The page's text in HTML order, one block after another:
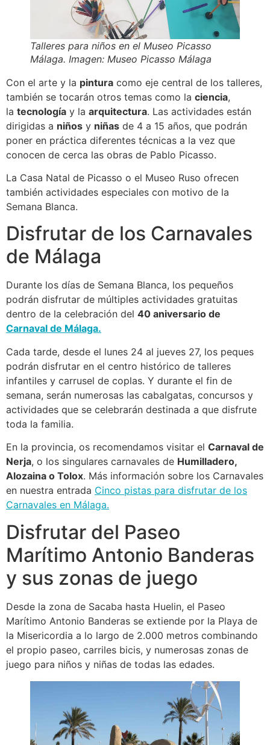
Talleres para niños en el Museo Picasso
Málaga. Imagen: Museo Picasso Málaga
Con el arte y la pintura como eje central de los talleres,
también se tocarán otros temas como la ciencia,
la tecnología y la arquitectura. Las actividades están
dirigidas a niños y niñas de 4 a 15 años, que podrán
poner en práctica diferentes técnicas a la vez que
conocen de cerca las obras de Pablo Picasso.
La Casa Natal de Picasso o el Museo Ruso ofrecen
también actividades especiales con motivo de la
Semana Blanca.
Disfrutar de los Carnavales
de Málaga
Durante los días de Semana Blanca, los pequeños
podrán disfrutar de múltiples actividades gratuitas
dentro de la celebración del 40 aniversario de
Carnaval de Málaga.
Cada tarde, desde el lunes 24 al jueves 27, los peques
podrán disfrutar en el centro histórico de talleres
infantiles y carrusel de coplas. Y durante el fin de
semana, serán numerosas las cabalgatas, concursos y
actividades que se celebrarán destinada a que disfrute
toda la familia.
En la provincia, os recomendamos visitar el Carnaval de
Nerja, o los singulares carnavales de Humilladero,
Alozaina o Tolox. Más información sobre los Carnavales
en nuestra entrada Cinco pistas para disfrutar de los
Carnavales en Málaga.
Disfrutar del Paseo
Marítimo Antonio Banderas
y sus zonas de juego
Desde la zona de Sacaba hasta Huelin, el Paseo
Marítimo Antonio Banderas se extiende por la Playa de
la Misericordia a lo largo de 2.000 metros combinando
el propio paseo, carriles bicis, y numerosas zonas de
juego para niños y niñas de todas las edades.